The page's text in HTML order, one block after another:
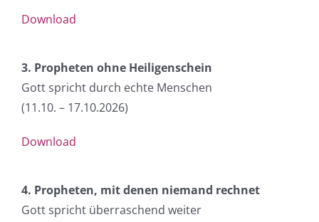
Download
3. Propheten ohne Heiligenschein
Gott spricht durch echte Menschen
(11.10. – 17.10.2026)
Download
4. Propheten, mit denen niemand rechnet
Gott spricht überraschend weiter